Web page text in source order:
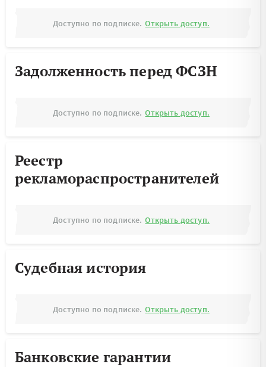
Доступно по подписке. Открыть доступ.
Задолженность перед ФСЗН
Доступно по подписке. Открыть доступ.
Реестр
рекламораспространителей
Доступно по подписке. Открыть доступ.
Судебная история
Доступно по подписке. Открыть доступ.
Банковские гарантии